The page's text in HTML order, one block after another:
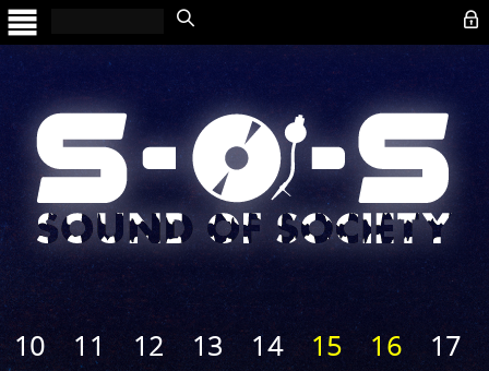

10 11 12 13 14 15 16 17